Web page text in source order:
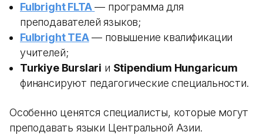
Fulbright FLTA — программа для
преподавателей языков;
Fulbright TEA— повышение квалификации
учителей;
Turkiye Burslari и Stipendium Hungaricum
финансируют педагогические специальности.
Особенно ценятся специалисты, которые могут
преподавать языки Центральной Азии.